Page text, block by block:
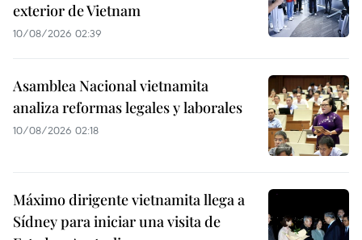
exterior de Vietnam
10/08/2026 02:39
Asamblea Nacional vietnamita
analiza reformas legales y laborales
10/08/2026 02:18
Máximo dirigente vietnamita llega a
Sídney para iniciar una visita de